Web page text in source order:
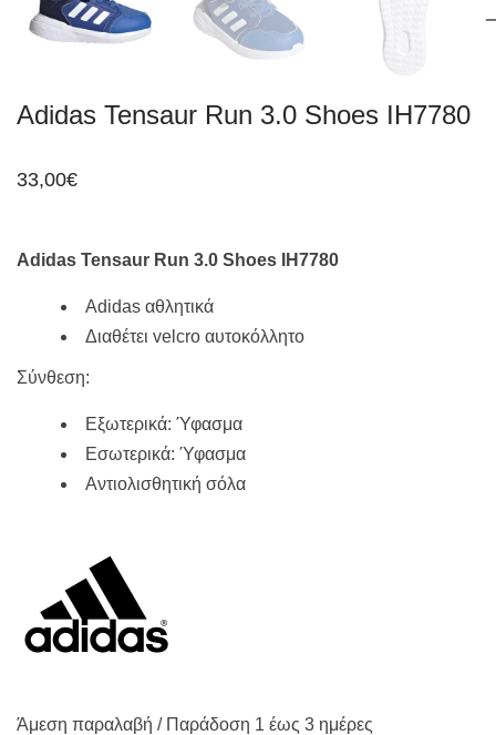
Adidas Tensaur Run 3.0 Shoes IH7780
33,00€
Adidas Tensaur Run 3.0 Shoes IH7780
Adidas αθλητικά
Διαθέτει velcro αυτοκόλλητο
Σύνθεση:
Εξωτερικά: Ύφασμα
Εσωτερικά: Ύφασμα
Αντιολισθητική σόλα
Άμεση παραλαβή / Παράδoση 1 έως 3 ημέρες